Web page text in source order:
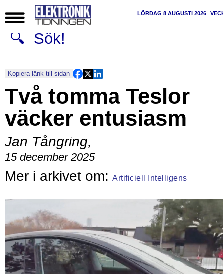
LÖRDAG 8 AUGUSTI 2026
Kopiera länk till sidan
Två tomma Teslor
väcker entusiasm
Jan Tångring,
15 december 2025
Artificiell Intelligens